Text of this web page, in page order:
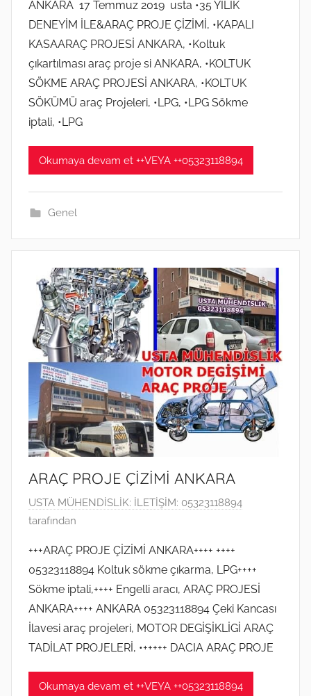
i
ş
m
2
0
2
0
t
a
h
n
e
m
i
ş
ANKARA 17 Temmuz 2019 usta •35 YILIK
DENEYİM İLE&ARAÇ PROJE ÇİZİMİ, •KAPALI
KASAARAÇ PROJESİ ANKARA, •Koltuk
çıkartılması araç proje si ANKARA, •KOLTUK
SÖKME ARAÇ PROJESİ ANKARA, •KOLTUK
SÖKÜMÜ araç Projeleri, •LPG, •LPG Sökme
iptali, •LPG
Okumaya devam et ++VEYA ++05323118894
Genel
ARAÇ PROJE ÇİZİMİ ANKARA
2
1
u
s
t
o
s
USTA MÜHENDİSLİK: İLETİŞİM: 05323118894
tarafından
+++ARAÇ PROJE ÇİZİMİ ANKARA++++ ++++
05323118894 Koltuk sökme çıkarma, LPG++++
Sökme iptali,++++ Engelli aracı, ARAÇ PROJESİ
ANKARA++++ ANKARA 05323118894 Çeki Kancası
İlavesi araç projeleri, MOTOR DEGİŞİKLİGİ ARAÇ
TADİLAT PROJELERİ, •+++++ DACIA ARAÇ PROJE
Okumaya devam et ++VEYA ++05323118894